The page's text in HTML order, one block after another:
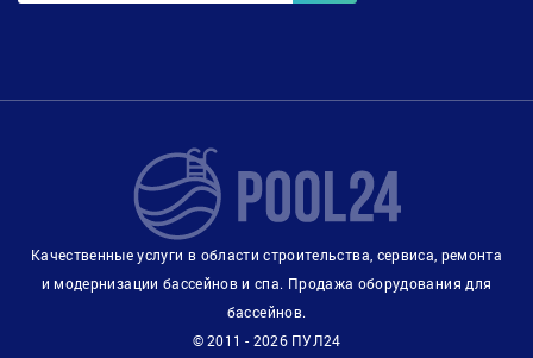
Качественные услуги в области строительства, сервиса, ремонта
и модернизации бассейнов и спа. Продажа оборудования для
бассейнов.
© 2011 - 2026 ПУЛ24